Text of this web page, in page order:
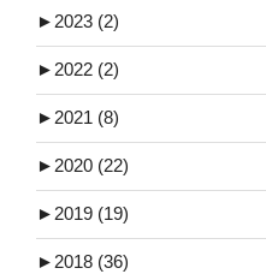
► 2023 (2)
► 2022 (2)
► 2021 (8)
► 2020 (22)
► 2019 (19)
► 2018 (36)